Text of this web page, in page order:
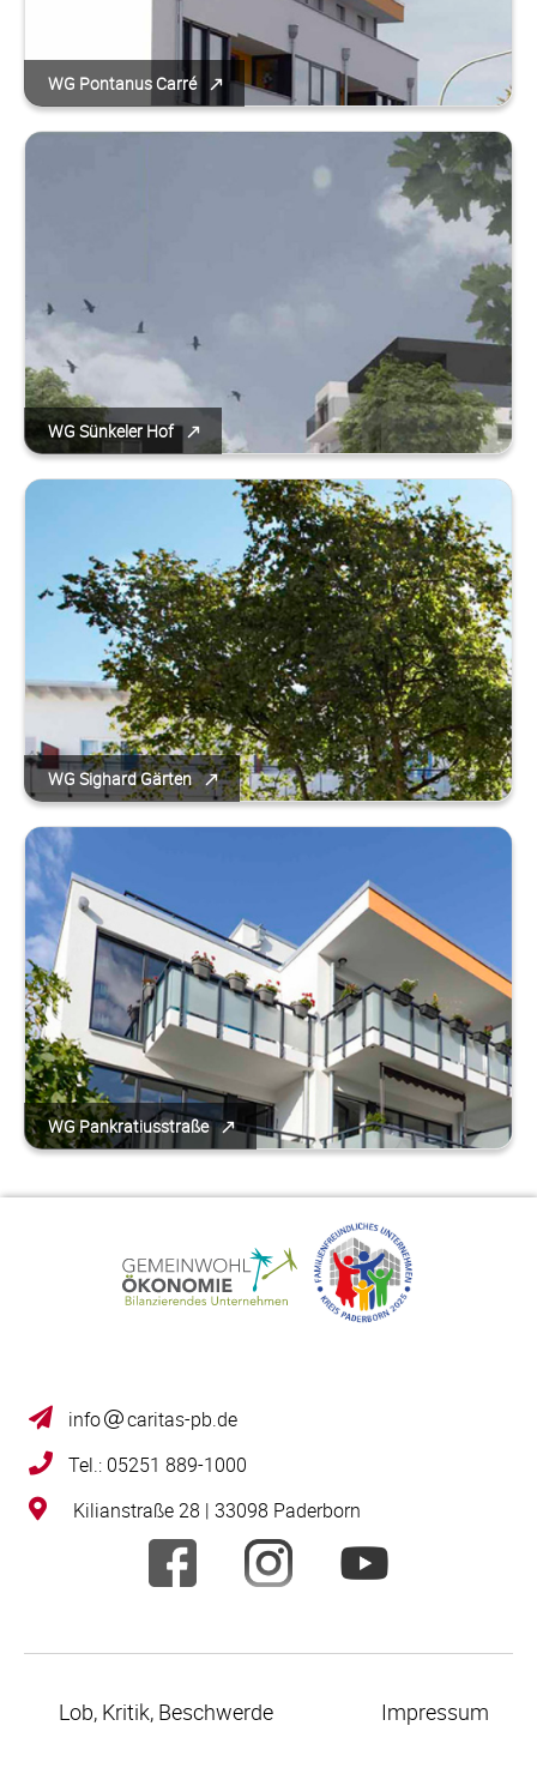
WG Pontanus Carré
WG Sünkeler Hof
WG Sighard Gärten
WG Pankratiusstraße
info
caritas-pb.de
Tel.: 05251 889-1000
Kilianstraße 28 | 33098 Paderborn
Lob, Kritik, Beschwerde Impressum